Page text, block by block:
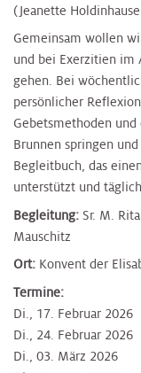
(Jeanette
Gemeinsam wollen
und bei Exerzitien im
gehen. Bei
persönlicher
Gebetsmethoden
Brunnen springen
Begleitbuch, das
unterstützt und
Begleitung: Sr. M.
Mauschitz
Ort: Konvent der
Termine:
Di., 17. Februar 2026
Di., 24. Februar 2026
Di., 03. März 2026